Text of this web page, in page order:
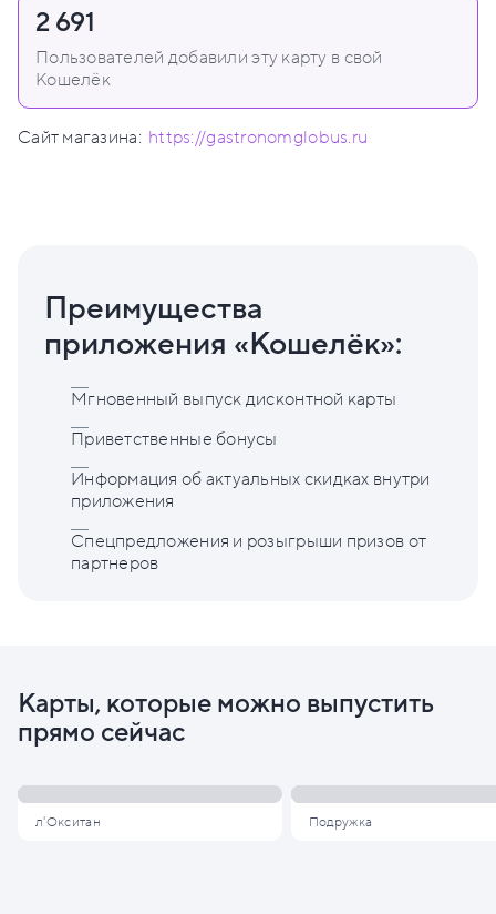
2 691
Пользователей добавили эту карту в свой
Кошелёк
Сайт магазина: https://gastronomglobus.ru
Преимущества
приложения «Кошелёк»:
Мгновенный выпуск дисконтной карты
Приветственные бонусы
Информация об актуальных скидках внутри
приложения
Спецпредложения и розыгрыши призов от
партнеров
Карты, которые можно выпустить
прямо сейчас
л'Окситан Подружка